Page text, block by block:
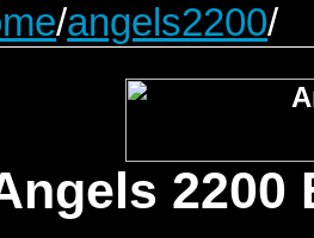
/angels2200/
2200